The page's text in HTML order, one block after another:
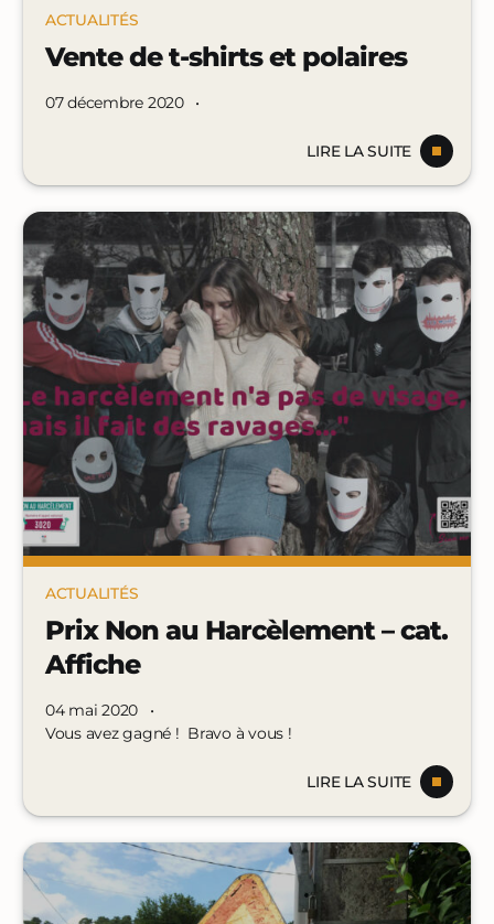
ACTUALITÉS
Vente de t-shirts et polaires
07 décembre 2020 •
LIRE LA SUITE
ACTUALITÉS
Prix Non au Harcèlement – cat.
Affiche
04 mai 2020
•
Vous avez gagné ! Bravo à vous !
LIRE LA SUITE